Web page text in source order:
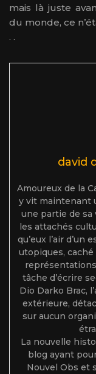
mais là juste
du monde, ce
. .
david
Amoureux de la
y vit maintenant
une partie de sa
les attachés
qu’eux l’air d’un
utopiques,
tâche d’écrire
Dio Darko Brac,
extérieure,
sur aucun
La nouvelle
blog ayant
Nouvel Obs et